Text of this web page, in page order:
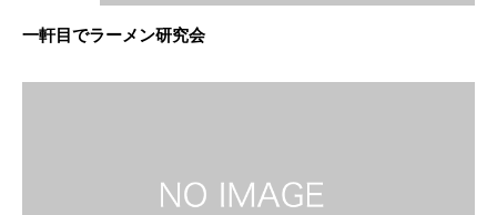
一軒目でラーメン研究会